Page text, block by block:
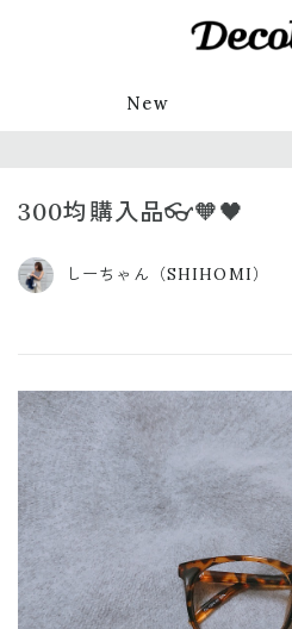
New
300均購入品👓🧡🖤
しーちゃん（SHIHOMI）